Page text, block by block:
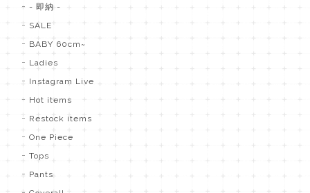
- 即納 -
SALE
BABY 60cm~
Ladies
Instagram Live
Hot items
Restock items
One Piece
Tops
Pants